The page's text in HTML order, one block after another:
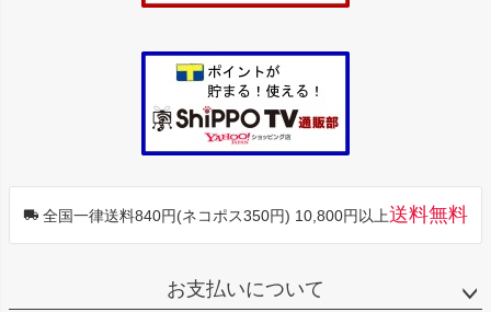
全国一律送料840円(ネコポス350円) 10,800円以上送料無料
お支払いについて